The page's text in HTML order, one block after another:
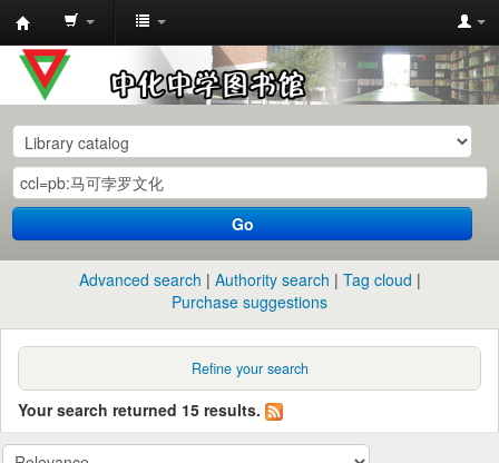
中
化
中
学
图
书
馆
目
Go
Advanced search Authority search
Tag cloud
Purchase suggestions
Refine your search
Your search returned 15 results.